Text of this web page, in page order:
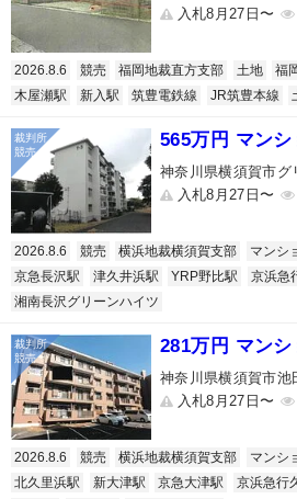
入札8月27日〜
2026.8.6 競売 福岡地裁直方支部 土地 福
木屋瀬駅
新入駅 筑豊電鉄線 JR筑豊本線
565万円 マンシ
神奈川県横須賀市グ
入札8月27日〜
2026.8.6 競売 横浜地裁横須賀支部 マンシ
京急長沢駅
津久井浜駅 YRP野比駅 京浜急
湘南長沢グリーンハイツ
281万円 マンシ
神奈川県横須賀市池
入札8月27日〜
2026.8.6 競売 横浜地裁横須賀支部 マンシ
北久里浜駅
新大津駅 京急大津駅 京浜急行